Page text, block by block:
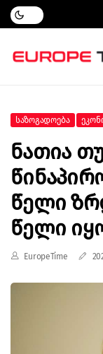
Საზოგადოება
Ნათია
Წელი
Წელი
EuropeTime